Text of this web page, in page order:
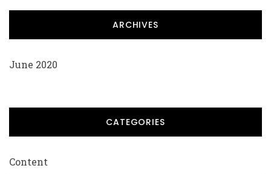
ARCHIVES
June 2020
CATEGORIES
Content